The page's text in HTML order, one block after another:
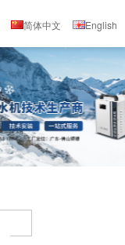
简体中文 English